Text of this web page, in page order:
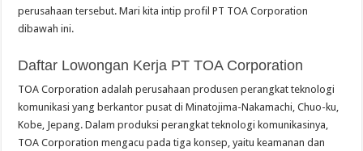
perusahaan tersebut. Mari kita intip profil PT TOA Corporation
dibawah ini.
Daftar Lowongan Kerja PT TOA Corporation
TOA Corporation adalah perusahaan produsen perangkat teknologi
komunikasi yang berkantor pusat di Minatojima-Nakamachi, Chuo-ku,
Kobe, Jepang. Dalam produksi perangkat teknologi komunikasinya,
TOA Corporation mengacu pada tiga konsep, yaitu keamanan dan